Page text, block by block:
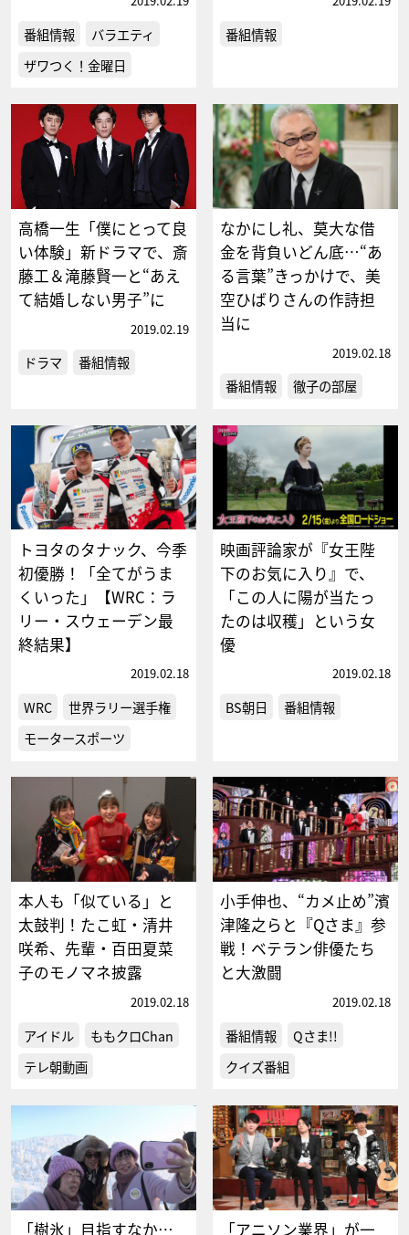
番組情報
バラエティ
ザワつく！金曜日
番組情報
高橋一生「僕にとって良
い体験」新ドラマで、斎
藤工＆滝藤賢一と“あえ
て結婚しない男子”に
2019.02.19
ドラマ 番組情報
なかにし礼、莫大な借
金を背負いどん底…“あ
る言葉”きっかけで、美
空ひばりさんの作詩担
当に
2019.02.18
番組情報 徹子の部屋
トヨタのタナック、今季
初優勝！「全てがうま
くいった」【WRC：ラ
リー・スウェーデン最
終結果】
2019.02.18
WRC
世界ラリー選手権
モータースポーツ
映画評論家が『女王陛
下のお気に入り』で、
「この人に陽が当たっ
たのは収穫」という女
優
2019.02.18
BS朝日 番組情報
本人も「似ている」と
太鼓判！たこ虹・清井
咲希、先輩・百田夏菜
子のモノマネ披露
2019.02.18
アイドル
ももクロChan
テレ朝動画
小手伸也、“カメ止め”濱
津隆之らと『Qさま』参
戦！ベテラン俳優たち
と大激闘
2019.02.18
番組情報
Qさま!!
クイズ番組
「樹氷」目指すなか…
「アニソン業界」が一